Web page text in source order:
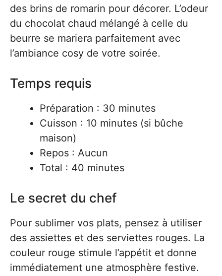
des brins de romarin pour décorer. L’odeur
du chocolat chaud mélangé à celle du
beurre se mariera parfaitement avec
l’ambiance cosy de votre soirée.
Temps requis
Préparation : 30 minutes
Cuisson : 10 minutes (si bûche
maison)
Repos : Aucun
Total : 40 minutes
Le secret du chef
Pour sublimer vos plats, pensez à utiliser
des assiettes et des serviettes rouges. La
couleur rouge stimule l’appétit et donne
immédiatement une atmosphère festive.